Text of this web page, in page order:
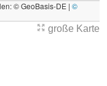
© GeoBasis-DE | ©
große Karte